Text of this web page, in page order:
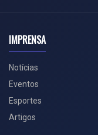
IMPRENSA
Notícias
Eventos
Esportes
Artigos